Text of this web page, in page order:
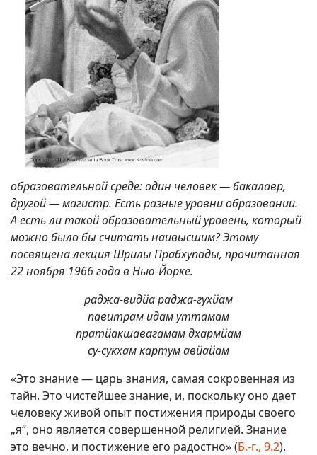
образовательной среде: один человек — бакалавр,
другой — магистр. Есть разные уровни образовании.
А есть ли такой образовательный уровень, который
можно было бы считать наивысшим? Этому
посвящена лекция Шрилы Прабхупады, прочитанная
22 ноября 1966 года в Нью-Йорке.
раджа-видйа раджа-гухйам
павитрам идам уттамам
пратйакшавагамам дхармйам
су-сукхам картум авйайам
«Это знание — царь знания, самая сокровенная из
тайн. Это чистейшее знание, и, поскольку оно дает
человеку живой опыт постижения природы своего
„я“, оно является совершенной религией. Знание
это вечно, и постижение его радостно» (Б.-г., 9.2).